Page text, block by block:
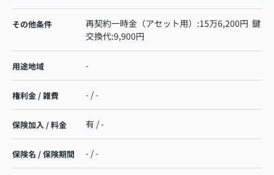
その他条件
再契約一時金（アセット用）:15万6,200円 鍵
交換代:9,900円
用途地域 -
権利金 / 雑費 - / -
保険加入 / 料金 有 / -
保険名 / 保険期間 - / -